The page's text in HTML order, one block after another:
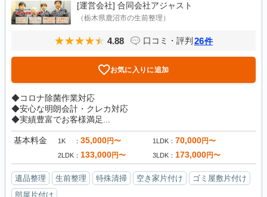
[運営会社] 合同会社アジャスト
（栃木県鹿沼市の生前整理）
4.88 口コミ・評判 26件
お気に入りに追加
◆コロナ除菌作業対応
◆安心な明朗会計・クレカ対応
◆実績豊富でお客様満足...
基本料金 1K 35,000円〜 1LDK 70,000円〜
2LDK 133,000円〜 3LDK 173,000円〜
遺品整理 生前整理 特殊清掃 空き家片付け
ゴミ屋敷片付け
部屋片付け